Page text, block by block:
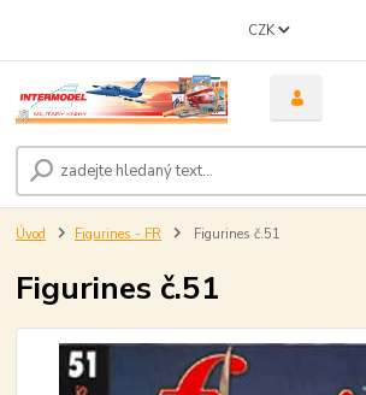
CZK
Úvod Figurines - FR Figurines č.51
Figurines č.51